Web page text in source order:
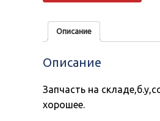
Описание
Описание
Запчасть на
хорошее.